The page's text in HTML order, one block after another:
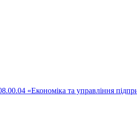
«Економіка та управління